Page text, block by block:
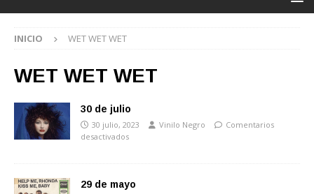
INICIO WET WET WET
WET WET WET
30 de julio
30 julio, 2023 Vinilo Negro
Comentarios
desactivados
29 de mayo